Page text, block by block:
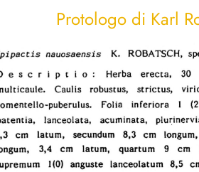
Protologo di Karl